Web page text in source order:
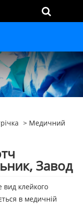
> Медичний
Завод
клейкого
в медичній